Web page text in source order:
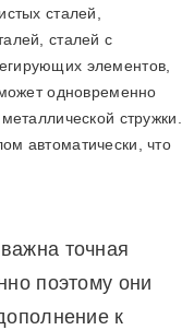
сталей,
сталей с
элементов,
одновременно
стружки.
автоматически, что
точная
поэтому они
к